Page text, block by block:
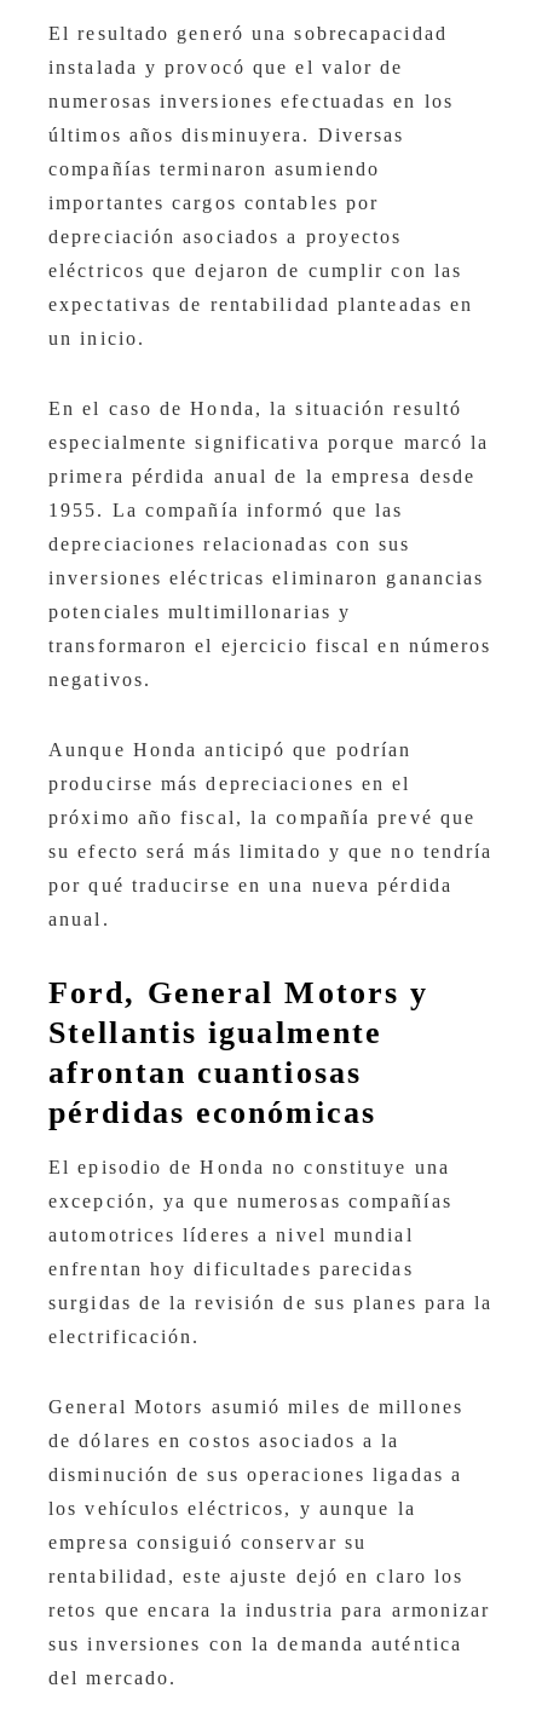
El resultado generó una sobrecapacidad
instalada y provocó que el valor de
numerosas inversiones efectuadas en los
últimos años disminuyera. Diversas
compañías terminaron asumiendo
importantes cargos contables por
depreciación asociados a proyectos
eléctricos que dejaron de cumplir con las
expectativas de rentabilidad planteadas en
un inicio.
En el caso de Honda, la situación resultó
especialmente significativa porque marcó la
primera pérdida anual de la empresa desde
1955. La compañía informó que las
depreciaciones relacionadas con sus
inversiones eléctricas eliminaron ganancias
potenciales multimillonarias y
transformaron el ejercicio fiscal en números
negativos.
Aunque Honda anticipó que podrían
producirse más depreciaciones en el
próximo año fiscal, la compañía prevé que
su efecto será más limitado y que no tendría
por qué traducirse en una nueva pérdida
anual.
Ford, General Motors y
Stellantis igualmente
afrontan cuantiosas
pérdidas económicas
El episodio de Honda no constituye una
excepción, ya que numerosas compañías
automotrices líderes a nivel mundial
enfrentan hoy dificultades parecidas
surgidas de la revisión de sus planes para la
electrificación.
General Motors asumió miles de millones
de dólares en costos asociados a la
disminución de sus operaciones ligadas a
los vehículos eléctricos, y aunque la
empresa consiguió conservar su
rentabilidad, este ajuste dejó en claro los
retos que encara la industria para armonizar
sus inversiones con la demanda auténtica
del mercado.